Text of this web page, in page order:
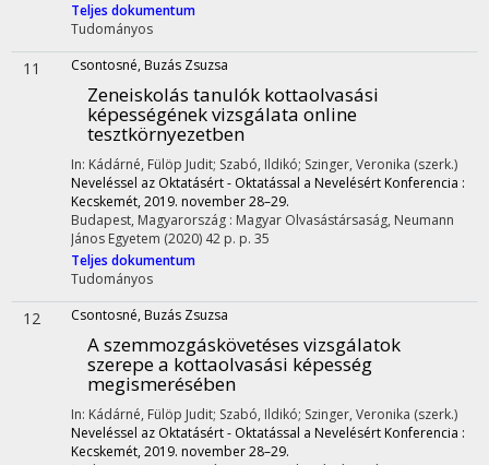
Teljes dokumentum
Tudományos
11 Csontosné, Buzás Zsuzsa
Zeneiskolás tanulók kottaolvasási
képességének vizsgálata online
tesztkörnyezetben
In: Kádárné, Fülöp Judit; Szabó, Ildikó; Szinger, Veronika (szerk.)
Neveléssel az Oktatásért - Oktatással a Nevelésért Konferencia :
Kecskemét, 2019. november 28–29.
Budapest, Magyarország : Magyar Olvasástársaság, Neumann
János Egyetem (2020) 42 p. p. 35
Teljes dokumentum
Tudományos
12 Csontosné, Buzás Zsuzsa
A szemmozgáskövetéses vizsgálatok
szerepe a kottaolvasási képesség
megismerésében
In: Kádárné, Fülöp Judit; Szabó, Ildikó; Szinger, Veronika (szerk.)
Neveléssel az Oktatásért - Oktatással a Nevelésért Konferencia :
Kecskemét, 2019. november 28–29.